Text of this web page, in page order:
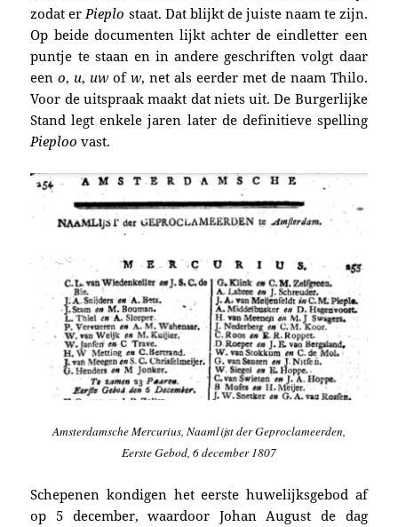
zodat er Pieplo staat. Dat blijkt de juiste naam te zijn.
Op beide documenten lijkt achter de eindletter een
puntje te staan en in andere geschriften volgt daar
eeno, u, uw ofw, net als eerder met de naam Thilo.
Voor de uitspraak maakt dat niets uit. De Burgerlijke
Stand legt enkele jaren later de definitieve spelling
Pieploo vast.
Amsterdamsche Mercurius, Naamlijst der Geproclameerden,
Eerste Gebod, 6 december 1807
Schepenen kondigen het eerste huwelijksgebod af
op 5 december, waardoor Johan August de dag